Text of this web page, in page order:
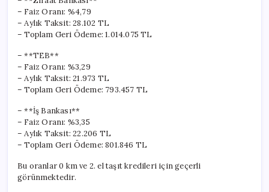
– Faiz Oranı: %4,79
– Aylık Taksit: 28.102 TL
– Toplam Geri Ödeme: 1.014.075 TL
– **TEB**
– Faiz Oranı: %3,29
– Aylık Taksit: 21.973 TL
– Toplam Geri Ödeme: 793.457 TL
– **İş Bankası**
– Faiz Oranı: %3,35
– Aylık Taksit: 22.206 TL
– Toplam Geri Ödeme: 801.846 TL
Bu oranlar 0 km ve 2. el taşıt kredileri için geçerli
görünmektedir.